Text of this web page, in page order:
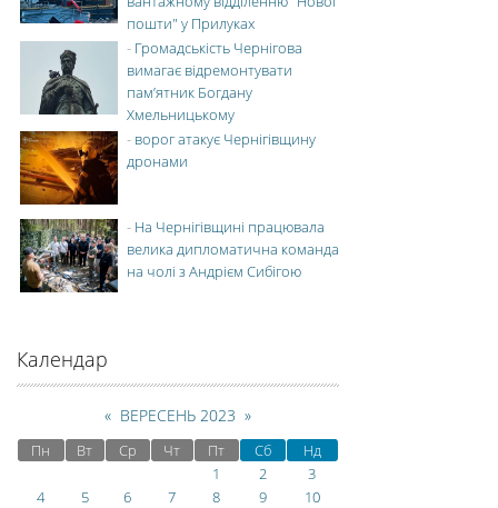
пошти" у Прилуках
- Громадськість Чернігова
вимагає відремонтувати
пам’ятник Богдану
Хмельницькому
- ворог атакує Чернігівщину
дронами
- На Чернігівщині працювала
велика дипломатична команда
на чолі з Андрієм Сибігою
Календар
« ВЕРЕСЕНЬ 2023 »
Пн Вт Ср Чт Пт Сб
Нд
1
2
3
4
5 6 7 8 9
10